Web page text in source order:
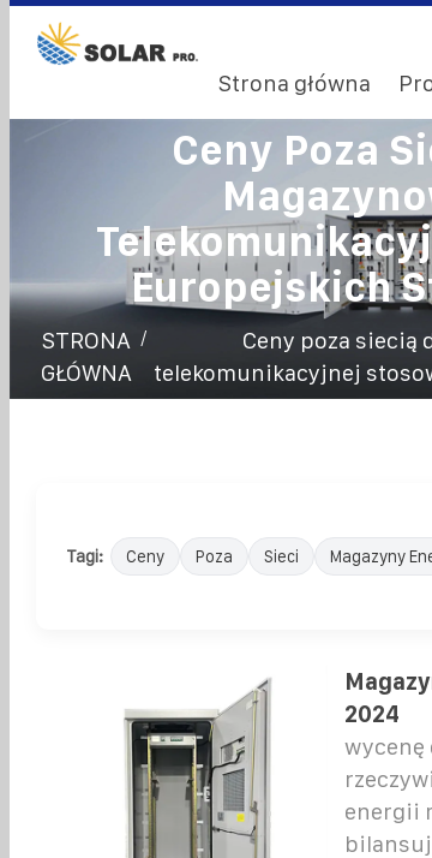
Strona główna
Ceny Poza
Europejskich
STRONA
GŁÓWNA
/
Ceny poza siecią
telekomunikacyjnej
Tagi: Ceny Poza Sieci Magazyny
2024
wycenę
energii